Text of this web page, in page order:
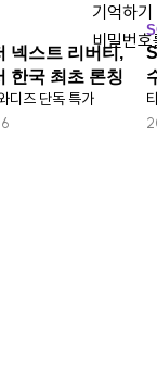
기억하기
비밀번
넥스트 리버티,
한국 최초 론칭
디즈 단독 특가